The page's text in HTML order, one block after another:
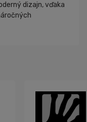
dizajn, vďaka